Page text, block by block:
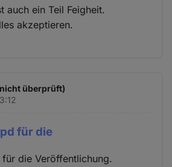
auch ein Teil Feigheit.
akzeptieren.
überprüft)
für die
die Veröffentlichung.